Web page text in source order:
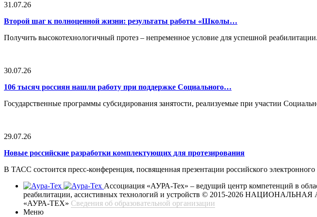
31.07.26
Второй шаг к полноценной жизни: результаты работы «Школы…
Получить высокотехнологичный протез – непременное условие для успешной
30.07.26
106 тысяч россиян нашли работу при поддержке Социального…
Государственные программы субсидирования занятости, реализуемые при участии
29.07.26
Новые российские разработки комплектующих для протезирования
В ТАСС состоится пресс-конференция, посвященная презентации российского
Ассоциация «АУРА-Тех» – ведущий центр компетенций в
реабилитации, ассистивных технологий и устройств © 2015-2026
«АУРА-ТЕХ» Сведения об образовательной организации
Меню